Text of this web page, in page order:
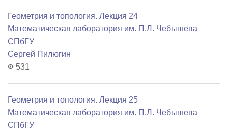
Геометрия и топология. Лекция 24
Математичеcкая лаборатория им. П.Л. Чебышева
СПбГУ
Сергей Пилюгин
531
Геометрия и топология. Лекция 25
Математичеcкая лаборатория им. П.Л. Чебышева
СПбГУ